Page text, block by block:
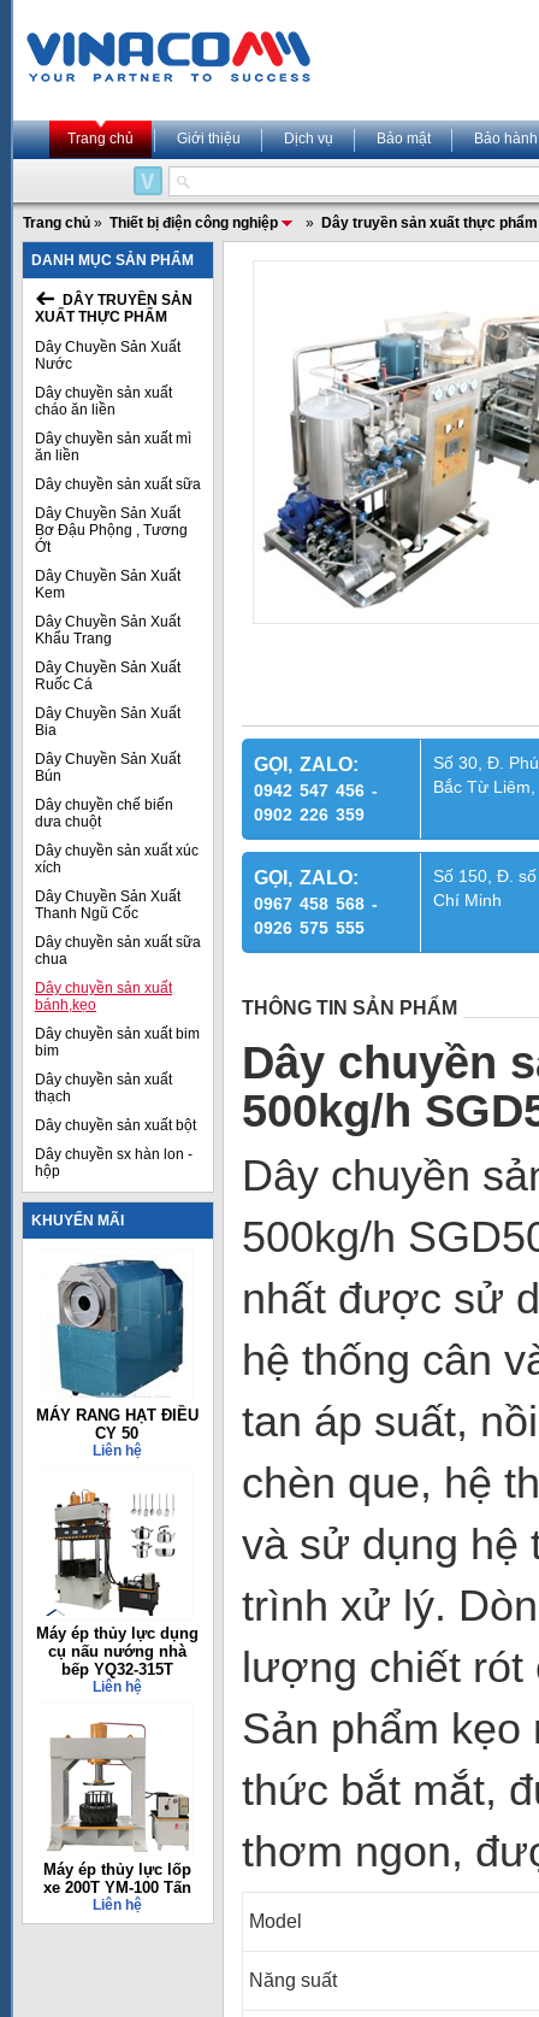
Trang chủ Giới thiệu Dịch vụ Bảo mật Bảo hành
Trang chủ » Thiết bị điện công nghiệp » Dây truyền sản xuất thực phẩm
DANH MỤC SẢN PHẨM
DÂY TRUYỀN SẢN
XUẤT THỰC PHẨM
Dây Chuyền Sản Xuất
Nước
Dây chuyền sản xuất
cháo ăn liền
Dây chuyền sản xuất mì
ăn liền
Dây chuyền sản xuất sữa
Dây Chuyền Sản Xuất
Bơ Đậu Phộng , Tương
Ớt
Dây Chuyền Sản Xuất
Kem
Dây Chuyền Sản Xuất
Khẩu Trang
Dây Chuyền Sản Xuất
Ruốc Cá
Dây Chuyền Sản Xuất
Bia
Dây Chuyền Sản Xuất
Bún
Dây chuyền chế biến
dưa chuột
Dây chuyền sản xuất xúc
xích
Dây Chuyền Sản Xuất
Thanh Ngũ Cốc
Dây chuyền sản xuất sữa
chua
Dây chuyền sản xuất
bánh,kẹo
Dây chuyền sản xuất bim
bim
Dây chuyền sản xuất
thạch
Dây chuyền sản xuất bột
Dây chuyền sx hàn lon -
hộp
KHUYẾN MÃI
MÁY RANG HẠT ĐIỀU
CY 50
Liên hệ
Máy ép thủy lực dụng
cụ nấu nướng nhà
bếp YQ32-315T
Liên hệ
Máy ép thủy lực lốp
xe 200T YM-100 Tấn
Liên hệ
GỌI, ZALO:
0942 547 456 -
0902 226 359
Số 30, Đ.
Bắc Từ
GỌI, ZALO:
0967 458 568 -
0926 575 555
Số 150, Đ.
Chí Minh
THÔNG TIN SẢN PHẨM
Dây chuyền
500kg/h
Dây chuyền
500kg/h
nhất được sử
hệ thống cân
tan áp suất,
chèn que, hệ
và sử dụng hệ
trình xử lý.
lượng chiết rót
Sản phẩm kẹo
thức bắt mắt,
thơm ngon,
Model
Năng suất